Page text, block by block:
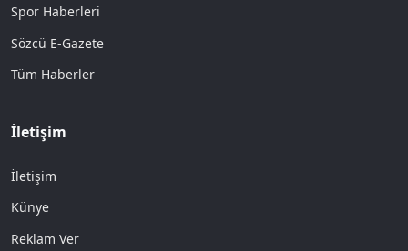
Spor Haberleri
Sözcü E-Gazete
Tüm Haberler
İletişim
İletişim
Künye
Reklam Ver